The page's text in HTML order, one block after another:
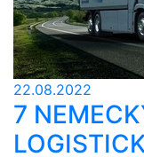
22.08.2022
7